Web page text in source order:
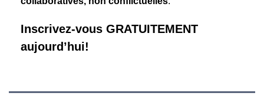
Inscrivez-vous GRATUITEMENT
aujourd’hui!